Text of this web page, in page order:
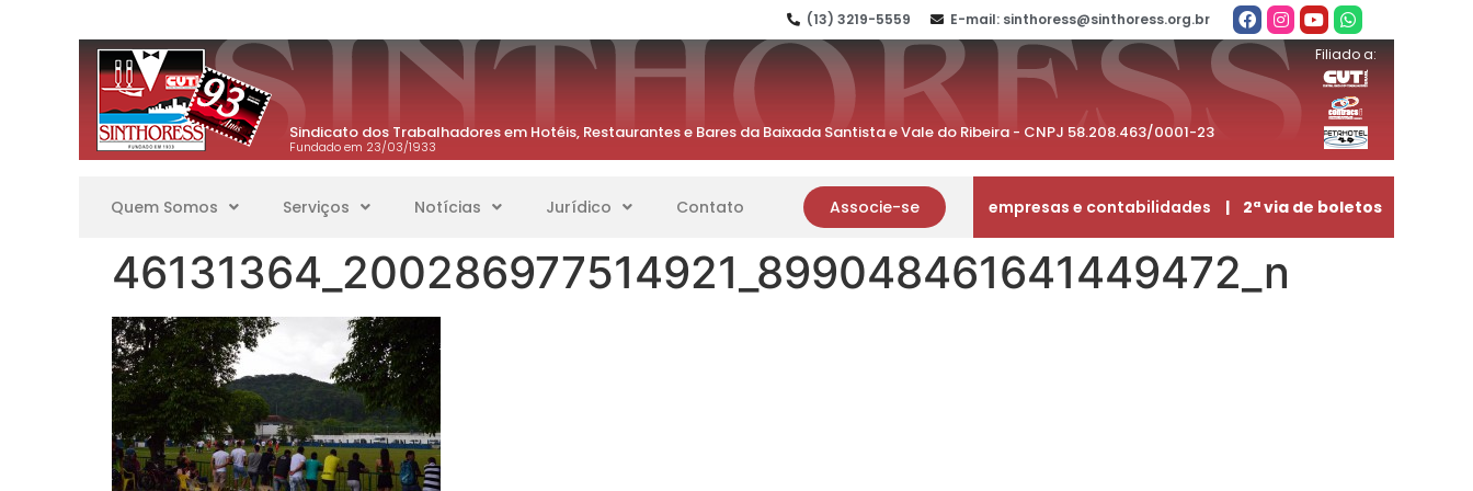
(13) 3219-5559 E-mail: sinthoress@sinthoress.org.br
Sindicato dos Trabalhadores em Hotéis, Restaurantes e Bares da Baixada Santista e Vale do Ribeira - CNPJ 58.208.463/0001-23
Fundado em 23/03/1933
Filiado a:
Quem Somos Serviços Notícias Jurídico Contato Associe-se empresas e contabilidades | 2ª via de boletos
46131364_200286977514921_899048461641449472_n